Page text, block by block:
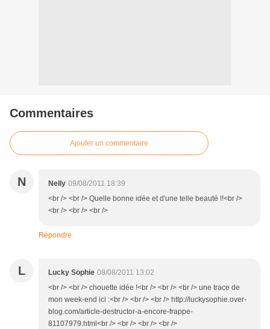
Commentaires
Ajouter un commentaire
N Nelly 09/08/2011 18:39
<br /> <br /> Quelle bonne idée et d'une telle beauté !!<br />
<br /> <br /> <br />
Répondre
L Lucky Sophie 08/08/2011 13:02
<br /> <br /> chouette idée !<br /> <br /> <br /> une trace de
mon week-end ici :<br /> <br /> <br /> http://luckysophie.over-
blog.com/article-destructor-a-encore-frappe-
81107979.html<br /> <br /> <br /> <br />